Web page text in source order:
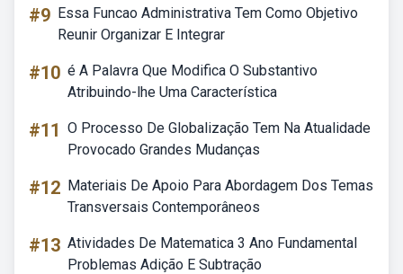
#9 Essa Funcao Administrativa Tem Como Objetivo
Reunir Organizar E Integrar
#10 é A Palavra Que Modifica O Substantivo
Atribuindo-lhe Uma Característica
#11 O Processo De Globalização Tem Na Atualidade
Provocado Grandes Mudanças
#12 Materiais De Apoio Para Abordagem Dos Temas
Transversais Contemporâneos
#13 Atividades De Matematica 3 Ano Fundamental
Problemas Adição E Subtração